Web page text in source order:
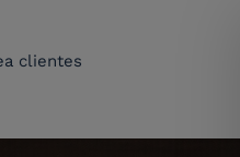
clientes